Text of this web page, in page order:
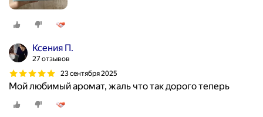
Ксения П.
27 отзывов
23 сентября 2025
Мой любимый аромат, жаль что так дорого теперь